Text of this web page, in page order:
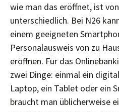
wie man das eröffnet, ist
unterschiedlich. Bei N26
einem geeigneten
Personalausweis von zu
eröffnen. Für das
zwei Dinge: einmal ein
Laptop, ein Tablet oder ein
braucht man üblicherweise